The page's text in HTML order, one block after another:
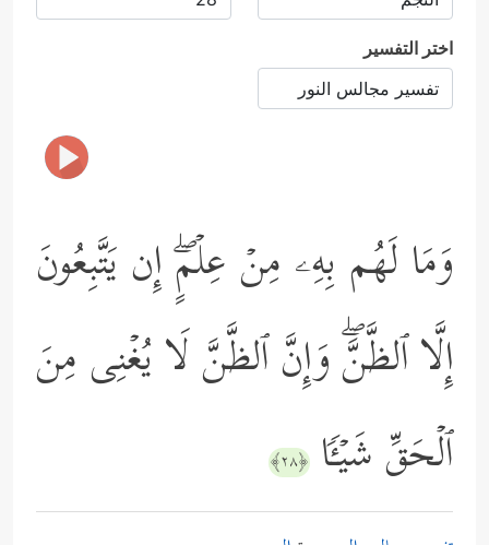
اختر التفسير
وَمَا لَهُم بِهِۦ مِنۡ عِلۡمٍۖ إِن یَتَّبِعُونَ
إِلَّا ٱلظَّنَّۖ وَإِنَّ ٱلظَّنَّ لَا یُغۡنِی مِنَ
ٱلۡحَقِّ شَیۡـࣰٔا ﴿٢٨﴾